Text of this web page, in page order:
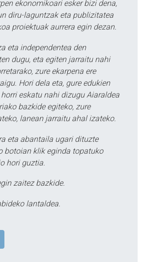
ekonomikoari esker bizi dena,
diru-laguntzak eta publizitatea
proiektuak aurrera egin dezan.
eta independentea den
dugu, eta egiten jarraitu nahi
zure ekarpena ere
Hori dela eta, gure edukien
eskatu nahi dizugu Aiaraldea
bazkide egiteko, zure
lanean jarraitu ahal izateko.
eta abantaila ugari dituzte
botoian klik eginda topatuko
hori guztia.
zaitez bazkide.
lantaldea.